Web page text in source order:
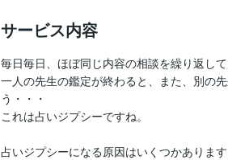
サービス内容
毎日毎日、ほぼ同じ内容の相談を繰り返して
一人の先生の鑑定が終わると、また、別の
う・・・
これは占いジプシーですね。
占いジプシーになる原因はいくつかあります